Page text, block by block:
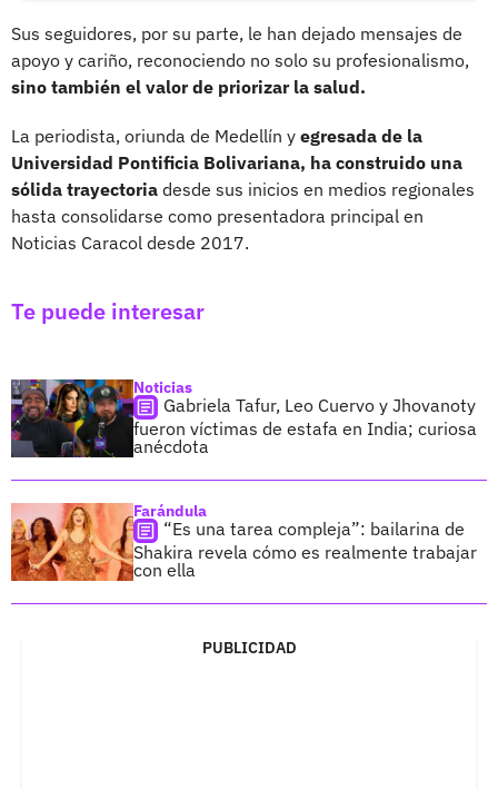
Sus seguidores, por su parte, le han dejado mensajes de
apoyo y cariño, reconociendo no solo su profesionalismo,
sino también el valor de priorizar la salud.
La periodista, oriunda de Medellín y egresada de la
Universidad Pontificia Bolivariana, ha construido una
sólida trayectoria desde sus inicios en medios regionales
hasta consolidarse como presentadora principal en
Noticias Caracol desde 2017.
Te puede interesar
Noticias
Gabriela Tafur, Leo Cuervo y Jhovanoty
fueron víctimas de estafa en India; curiosa
anécdota
Farándula
“Es una tarea compleja”: bailarina de
Shakira revela cómo es realmente trabajar
con ella
PUBLICIDAD